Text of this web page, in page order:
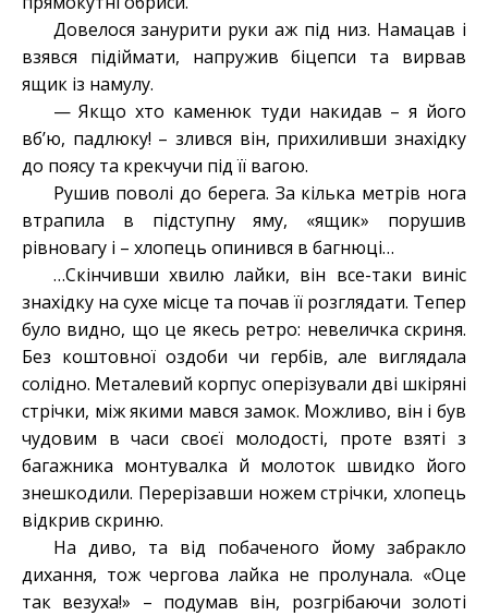
Довелося занурити руки аж під низ. Намацав і
взявся підіймати, напружив біцепси та вирвав
ящик із намулу.
— Якщо хто каменюк туди накидав – я його
вб’ю, падлюку! – злився він, прихиливши знахідку
до поясу та крекчучи під її вагою.
Рушив поволі до берега. За кілька метрів нога
втрапила в підступну яму, «ящик» порушив
рівновагу і – хлопець опинився в багнюці…
…Скінчивши хвилю лайки, він все-таки виніс
знахідку на сухе місце та почав її розглядати. Тепер
було видно, що це якесь ретро: невеличка скриня.
Без коштовної оздоби чи гербів, але виглядала
солідно. Металевий корпус оперізували дві шкіряні
стрічки, між якими мався замок. Можливо, він і був
чудовим в часи своєї молодості, проте взяті з
багажника монтувалка й молоток швидко його
знешкодили. Перерізавши ножем стрічки, хлопець
відкрив скриню.
На диво, та від побаченого йому забракло
дихання, тож чергова лайка не пролунала. «Оце
так везуха!» – подумав він, розгрібаючи золоті